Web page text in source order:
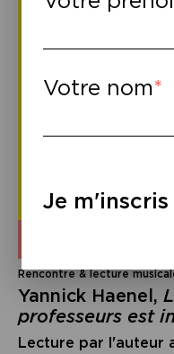
Rencontre & lecture
Yannick Haenel,
professeurs est
Lecture par l'auteur
Votre nom
Je m'inscris